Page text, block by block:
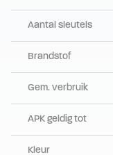
Aantal sleutels
Brandstof
Gem. verbruik
APK geldig tot
Kleur